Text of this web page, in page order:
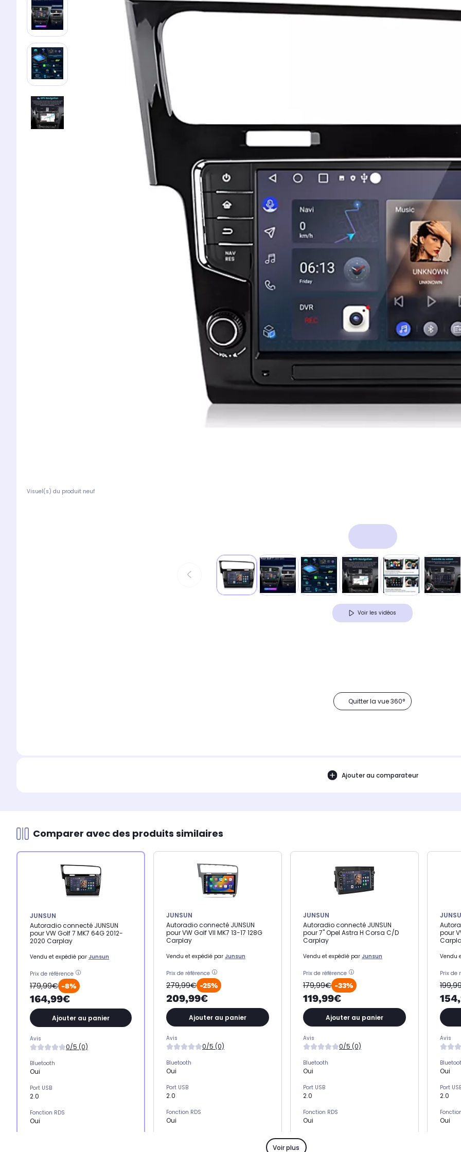
Visuel(s) du produit neuf
Voir les vidéos
Quitter la vue 360°
Ajouter au comparateur
Comparer avec des produits similaires
JUNSUN
Autoradio connecté JUNSUN
pour VW Golf 7 MK7 64G 2012-
2020 Carplay
Vendu et expédié par Junsun
Prix de référence
179,99€ -8%
164,99€
Ajouter au panier
Avis
0/5 (0)
Bluetooth
Oui
Port USB
2.0
Fonction RDS
Oui
JUNSUN
Autoradio connecté JUNSUN
pour VW Golf VII MK7 13-17 128G
Carplay
Vendu et expédié par Junsun
Prix de référence
279,99€ -25%
209,99€
Ajouter au panier
Avis
0/5 (0)
Bluetooth
Oui
Port USB
2.0
Fonction RDS
Oui
JUNSUN
Autoradio connecté JUNSUN
pour 7" Opel Astra H Corsa C/D
Carplay
Vendu et expédié par Junsun
Prix de référence
179,99€ -33%
119,99€
Ajouter au panier
Avis
0/5 (0)
Bluetooth
Oui
Port USB
2.0
Fonction RDS
Oui
4 x 35
pour
Vendu
Prix de
Avis
Oui
Port
2.0
Oui
Voir plus